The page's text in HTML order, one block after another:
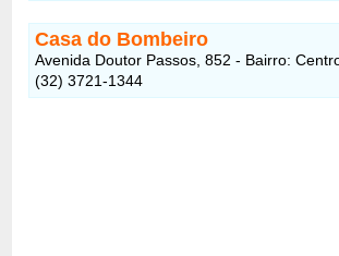
Casa do Bombeiro
Avenida Doutor Passos, 852 - Bairro:
(32) 3721-1344